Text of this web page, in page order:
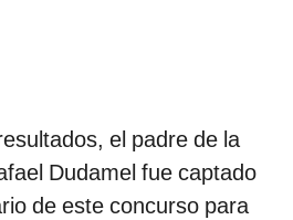
el padre de la
Dudamel fue captado
de este concurso para